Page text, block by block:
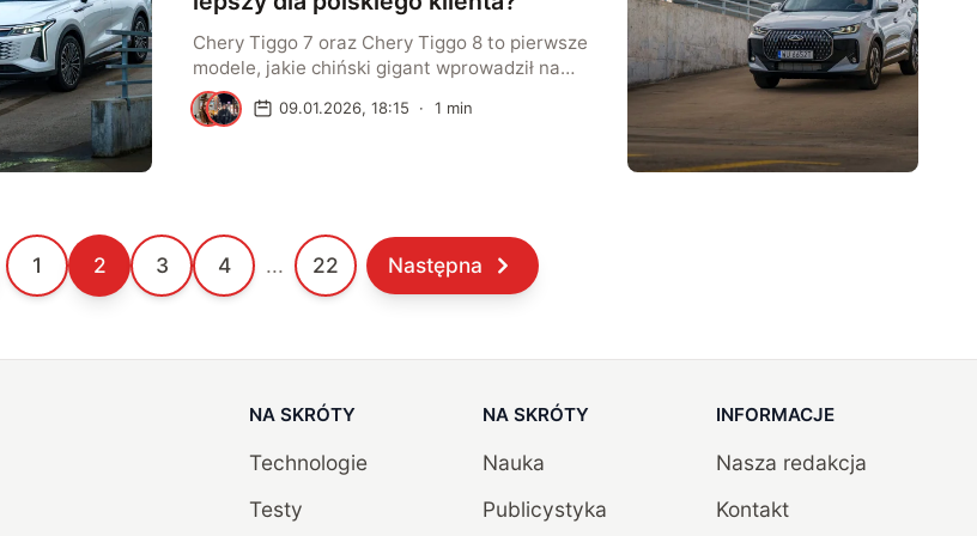
Chery Tiggo 7 oraz Chery Tiggo 8 to pierwsze
modele, jakie chiński gigant wprowadził na
polski rynek. Duże rodzinne SUV-y wydają się
idealną propozycją na nasz rynek. Tylko czy
SK 09.01.2026, 18:15 · 1 min
1 2 3 4 ... 22 Następna
NA SKRÓTY
Technologie
Testy
NA SKRÓTY
Nauka
Publicystyka
INFORMACJE
Nasza redakcja
Kontakt